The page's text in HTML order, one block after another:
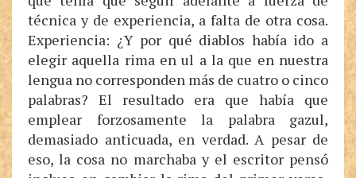
técnica y de experiencia, a falta de otra cosa.
Experiencia: ¿Y por qué diablos había ido a
elegir aquella rima en ul a la que en nuestra
lengua no corresponden más de cuatro o cinco
palabras? El resultado era que había que
emplear forzosamente la palabra gazul,
demasiado anticuada, en verdad. A pesar de
eso, la cosa no marchaba y el escritor pensó